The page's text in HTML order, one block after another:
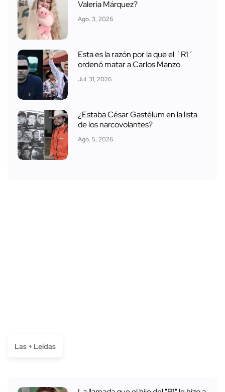
Valeria Márquez?
Ago. 3, 2026
Esta es la razón por la que el ´R1´
ordenó matar a Carlos Manzo
Jul. 31, 2026
¿Estaba César Gastélum en la lista
de los narcovolantes?
Ago. 5, 2026
Las + Leídas